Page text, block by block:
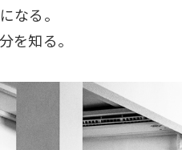
なる。
を知る。